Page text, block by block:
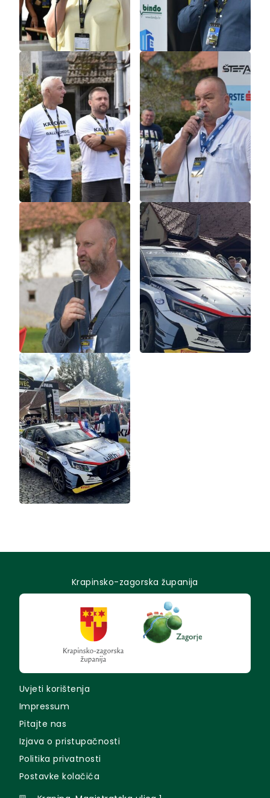
Krapinsko-zagorska županija
Uvjeti korištenja
Impressum
Pitajte nas
Izjava o pristupačnosti
Politika privatnosti
Postavke kolačića